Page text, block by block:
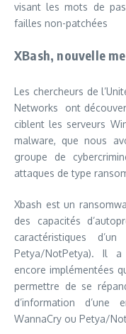
visant les mots de
failles non-patchées
XBash, nouvelle
Les chercheurs de
Networks ont
ciblent les serveurs
malware, que nous
groupe de
attaques de type
Xbash est un
des capacités
caractéristiques
Petya/NotPetya). Il a
encore implémentées
permettre de se
d’information
WannaCry ou Petya/